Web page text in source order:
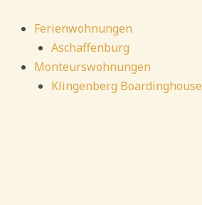
Inhalt
springen
Ferienwohnungen
Aschaffenburg
Monteurswohnungen
Klingenberg Boardinghouse